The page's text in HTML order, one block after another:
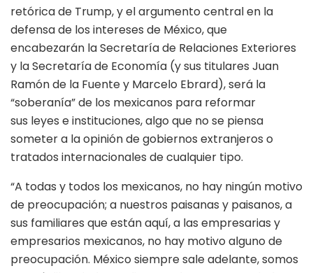
retórica de Trump, y el argumento central en la
defensa de los intereses de México, que
encabezarán la Secretaría de Relaciones Exteriores
y la Secretaría de Economía (y sus titulares Juan
Ramón de la Fuente y Marcelo Ebrard), será la
“soberanía” de los mexicanos para reformar
sus leyes e instituciones, algo que no se piensa
someter a la opinión de gobiernos extranjeros o
tratados internacionales de cualquier tipo.
“A todas y todos los mexicanos, no hay ningún motivo
de preocupación; a nuestros paisanas y paisanos, a
sus familiares que están aquí, a las empresarias y
empresarios mexicanos, no hay motivo alguno de
preocupación. México siempre sale adelante, somos